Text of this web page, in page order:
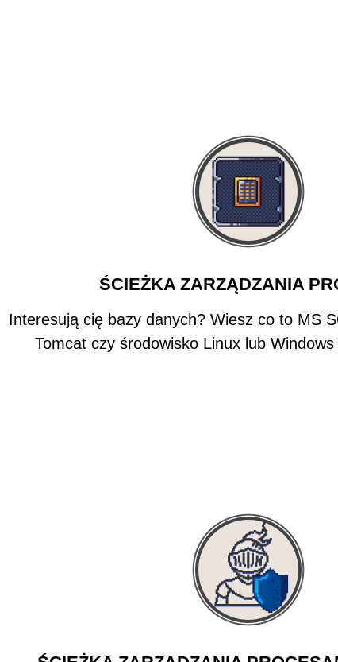
ŚCIEŻKA ZARZĄDZANIA
Interesują cię bazy danych? Wiesz co to MS
Tomcat czy środowisko Linux lub